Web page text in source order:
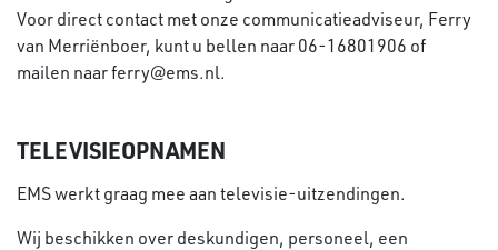
Voor direct contact met onze communicatieadviseur, Ferry
van Merriënboer, kunt u bellen naar 06-16801906 of
mailen naarferry@ems.nl.
TELEVISIEOPNAMEN
EMS werkt graag mee aan televisie-uitzendingen.
Wij beschikken over deskundigen, personeel, een